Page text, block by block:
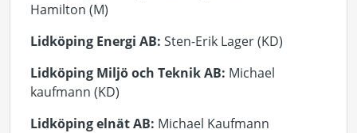
Hamilton (M)
Lidköping Energi AB: Sten-Erik Lager (KD)
Lidköping Miljö och Teknik AB: Michael
kaufmann (KD)
Lidköping elnät AB: Michael Kaufmann